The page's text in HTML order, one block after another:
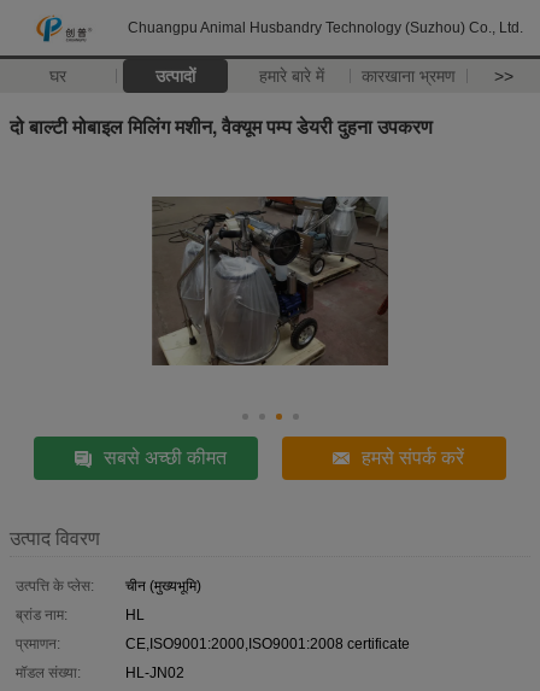
Chuangpu Animal Husbandry Technology (Suzhou) Co., Ltd.
घर उत्पादों हमारे बारे में कारखाना भ्रमण >>
दो बाल्टी मोबाइल मिलिंग मशीन, वैक्यूम पम्प डेयरी दुहना उपकरण
सबसे अच्छी कीमत हमसे संपर्क करें
उत्पाद विवरण
उत्पत्ति के प्लेस:
चीन (मुख्यभूमि)
ब्रांड नाम:
HL
प्रमाणन:
CE,ISO9001:2000,ISO9001:2008 certificate
मॉडल संख्या:
HL-JN02